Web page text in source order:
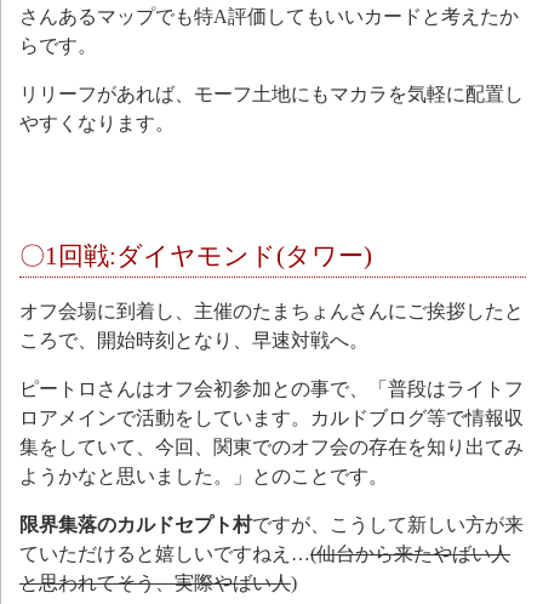
さんあるマップでも特A評価してもいいカードと考えたか
らです。
リリーフがあれば、モーフ土地にもマカラを気軽に配置し
やすくなります。
〇1回戦:ダイヤモンド(タワー)
オフ会場に到着し、主催のたまちょんさんにご挨拶したと
ころで、開始時刻となり、早速対戦へ。
ピートロさんはオフ会初参加との事で、「普段はライトフ
ロアメインで活動をしています。カルドブログ等で情報収
集をしていて、今回、関東でのオフ会の存在を知り出てみ
ようかなと思いました。」とのことです。
限界集落のカルドセプト村ですが、こうして新しい方が来
ていただけると嬉しいですねえ…(仙台から来たやばい人
と思われてそう、実際やばい人)